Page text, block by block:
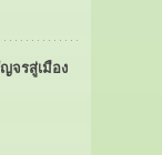
จรสู่เมือง